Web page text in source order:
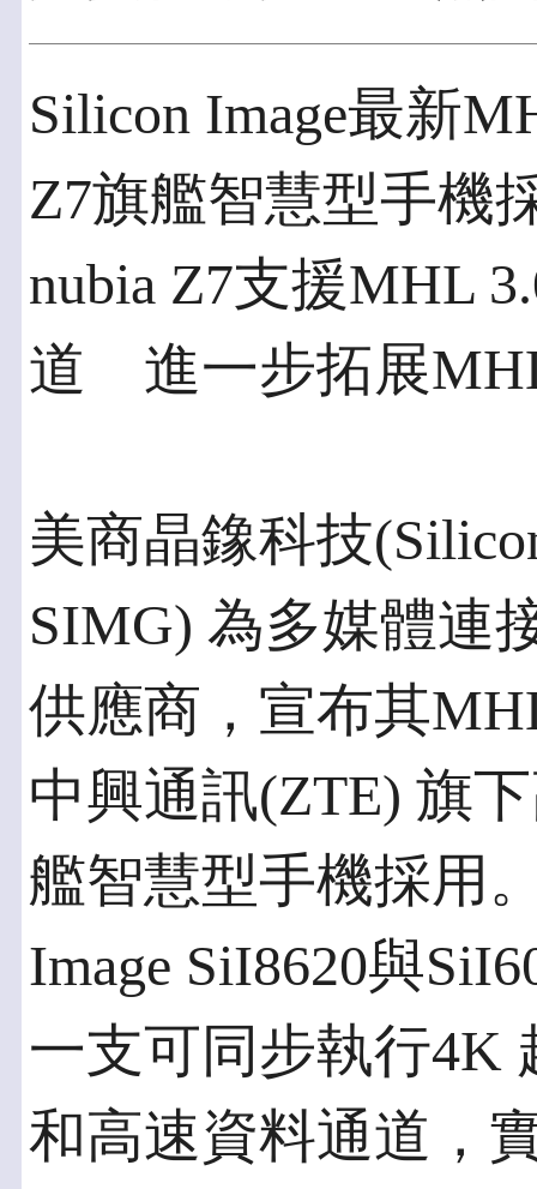
Silicon Image最新
Z7旗艦智慧型手機
nubia Z7支援MHL
道 進一步拓展
美商晶鐌科技
SIMG) 為多媒體連
供應商，宣布其
中興通訊(ZTE) 旗
艦智慧型手機採用
Image SiI8620與
一支可同步執行4K
和高速資料通道，